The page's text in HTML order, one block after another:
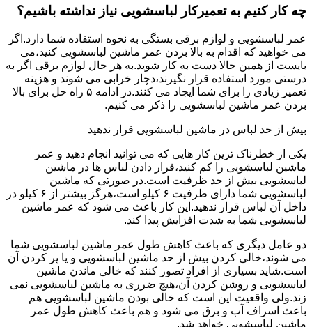
چه کار کنیم به تعمیرکار لباسشویی نیاز نداشته باشیم؟
عمر لباسشویی و لوازم برقی بستگی به نحوه استفاده شما دارد.اگر
می خواهید که اقدام به بالا بردن عمر ماشین لباسشویی کنید،می
بایست از همین حالا دست به کار شوید.به هر حال لوازم برقی اگر به
درستی مورد استفاده قرار نگیرند،دچار خرابی می شوند و هزینه
تعمیر زیادی را برای شما ایجاد می کنند.در ادامه ۵ راه حل برای بالا
بردن عمر ماشین لباسشویی را ذکر می کنیم.
بیش از حد لباس در ماشین لباسشویی قرار ندهید
یکی از خطرناک ترین کار هایی که می توانید انجام دهید و عمر
ماشین لباسشویی را کم کنید،قرار دادن لباس ها در ماشین
لباسشویی بیش از حد ظرفیت است.در صورتی که ماشین
لباسشویی شما دارای ظرفیت ۶ کیلو است،هرگز بیشتر از ۶ کیلو در
داخل آن لباس قرار ندهید.این کار باعث می شود که عمر ماشین
لباسشویی شما به شدت افزایش پیدا کند.
دو عامل دیگری که باعث کاهش طول عمر ماشین لباسشویی شما
می شوند،خالی کردن بیش از حد ماشین لباسشویی و یا پر کردن آن
است.شاید بسیاری از افراد تصور کنند که خالی ماندن ماشین
لباسشویی و روشن کردن آن،هیچ ضرری به ماشین لباسشویی نمی
زند.ولی واقعیت این است که خالی بودن ماشین لباسشویی هم
باعث اسراف آب و برق می شود و هم باعث کاهش طول عمر
ماشین لباسشویی خواهد شد.